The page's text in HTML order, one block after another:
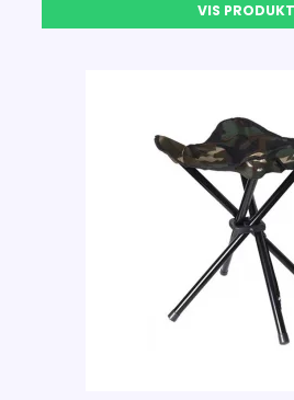
VIS PRODUKT